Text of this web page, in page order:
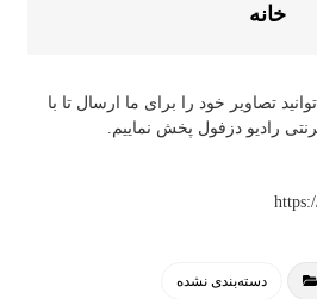
خانه
تصاویر خود را برای ما ارسال تا با
رادیو دزفول پخش نماییم.
دسته‌بندی نشده